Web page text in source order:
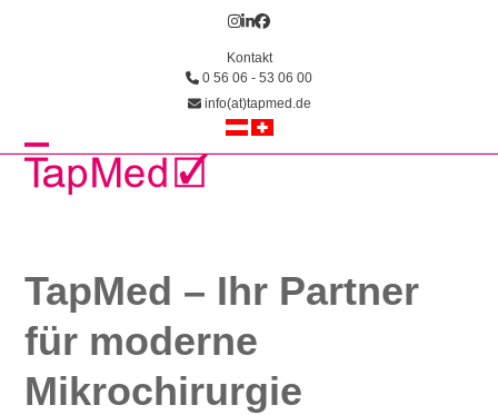
Instagram
LinkedIn
Facebook
Kontakt
0 56 06 - 53 06 00
info(at)tapmed.de
Open
Close
TapMed – Ihr Partner
für moderne
Mikrochirurgie